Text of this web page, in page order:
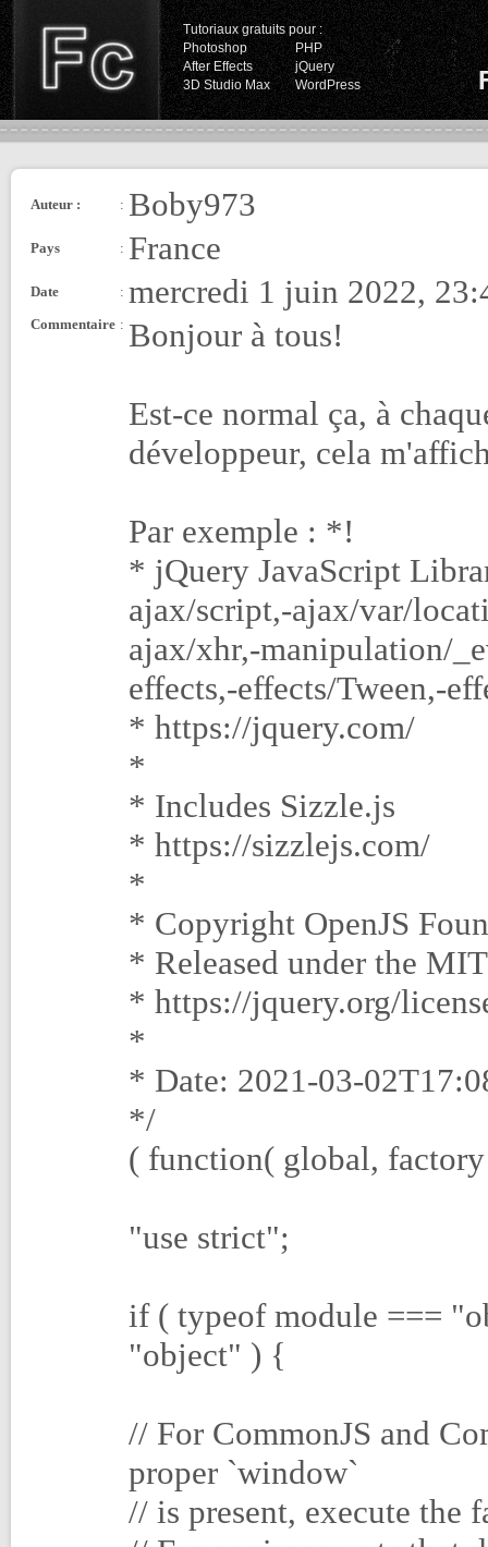
Tutoriaux gratuits pour :
Photoshop
PHP
After Effects
jQuery
3D Studio Max
WordPress
Auteur : : Boby973
Pays : France
Date : mercredi 1 juin 2022,
Commentaire : Bonjour à tous!
Est-ce normal ça, à
développeur, cela
Par exemple : *!
* jQuery JavaScript
ajax/script,-ajax/var/
ajax/xhr,-manipulation/
effects,-effects/Tween,-
* https://jquery.com/
*
* Includes Sizzle.js
* https://sizzlejs.com/
*
* Copyright OpenJS
* Released under the
* https://jquery.org/
*
* Date: 2021-03-
*/
( function( global,
"use strict";
if ( typeof module ===
"object" ) {
// For CommonJS and
proper `window`
// is present, execute the